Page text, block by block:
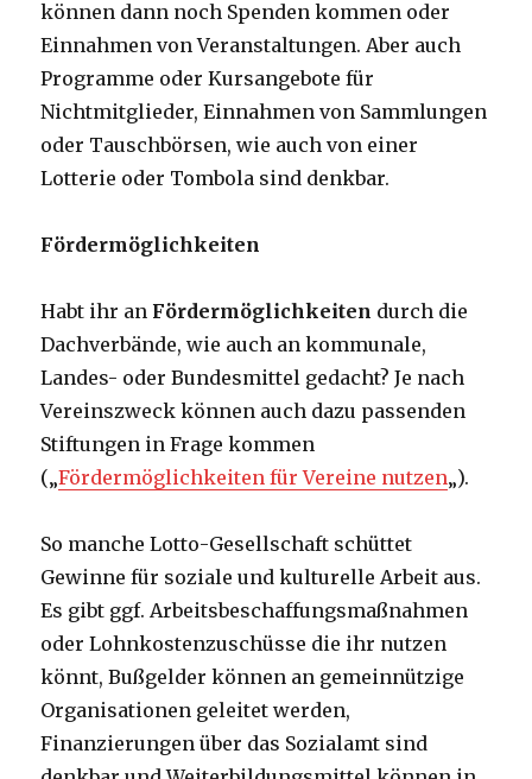
können dann noch Spenden kommen oder
Einnahmen von Veranstaltungen. Aber auch
Programme oder Kursangebote für
Nichtmitglieder, Einnahmen von Sammlungen
oder Tauschbörsen, wie auch von einer
Lotterie oder Tombola sind denkbar.
Fördermöglichkeiten
Habt ihr an Fördermöglichkeiten durch die
Dachverbände, wie auch an kommunale,
Landes- oder Bundesmittel gedacht? Je nach
Vereinszweck können auch dazu passenden
Stiftungen in Frage kommen
(„Fördermöglichkeiten für Vereine nutzen„).
So manche Lotto-Gesellschaft schüttet
Gewinne für soziale und kulturelle Arbeit aus.
Es gibt ggf. Arbeitsbeschaffungsmaßnahmen
oder Lohnkostenzuschüsse die ihr nutzen
könnt, Bußgelder können an gemeinnützige
Organisationen geleitet werden,
Finanzierungen über das Sozialamt sind